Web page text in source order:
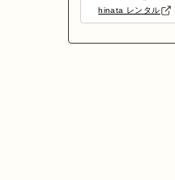
hinata レンタル